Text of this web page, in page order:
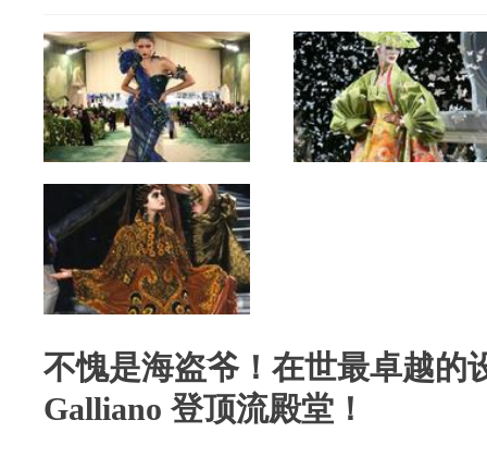
不愧是海盗爷！在世最卓越
Galliano 登顶流殿堂！